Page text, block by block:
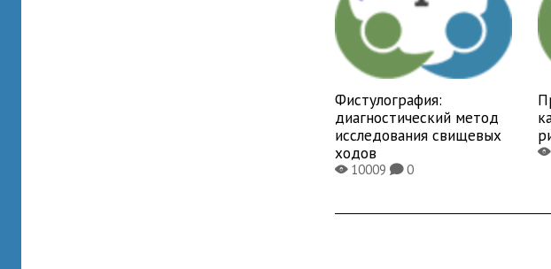
Фистулография:
диагностический метод
исследования свищевых
ходов
X10009K0
X